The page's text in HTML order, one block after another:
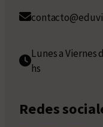
Lunes a Viernes
hs
Redes